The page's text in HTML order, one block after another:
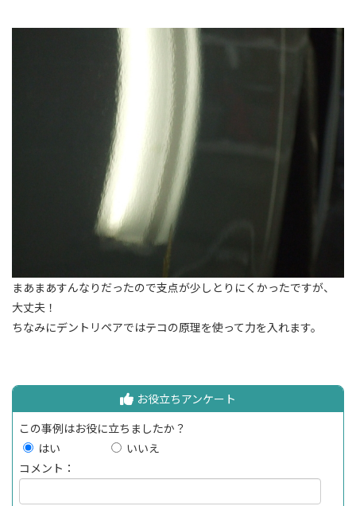
まあまあすんなりだったので支点が少しとりにくかったですが、
大丈夫！
ちなみにデントリペアではテコの原理を使って力を入れます。
お役立ちアンケート
この事例はお役に立ちましたか？
はい
いいえ
コメント：